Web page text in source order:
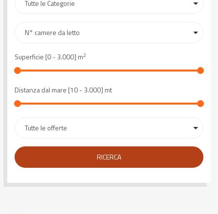
Superficie [0-3.000] m2
Distanza dal mare [10-3.000] mt
RICERCA